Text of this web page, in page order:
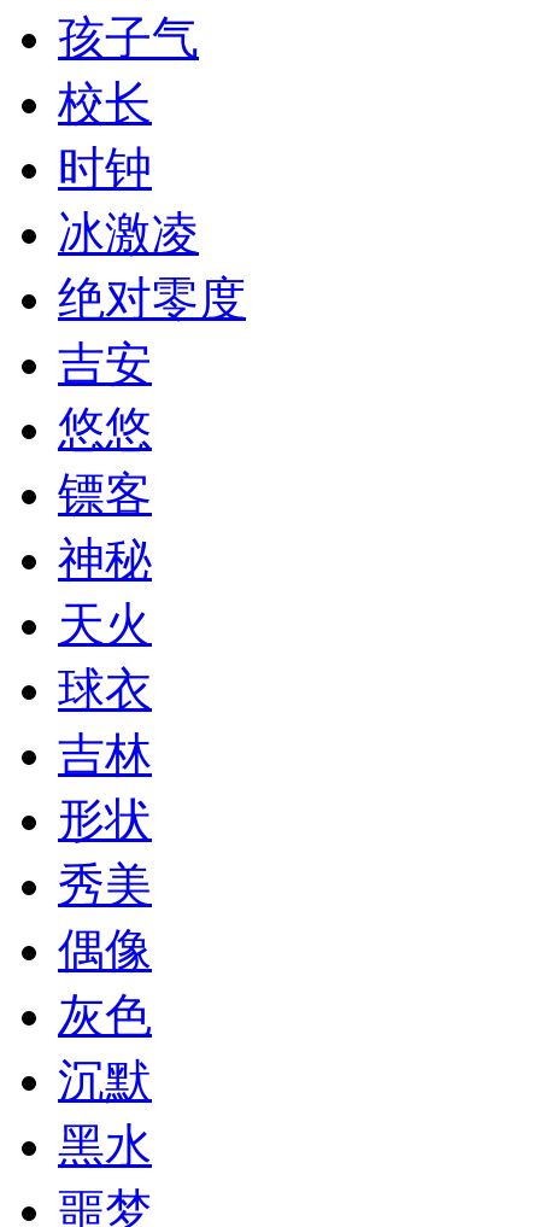
孩子气
校长
时钟
冰激凌
绝对零度
吉安
悠悠
镖客
神秘
天火
球衣
吉林
形状
秀美
偶像
灰色
沉默
黑水
噩梦